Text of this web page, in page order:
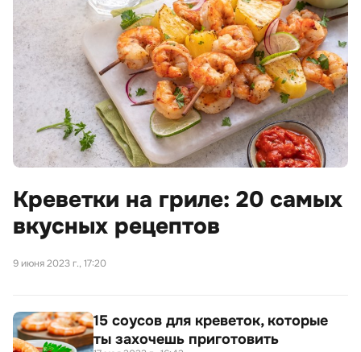
Креветки на гриле: 20 самых
вкусных рецептов
9 июня 2023 г., 17:20
15 соусов для креветок, которые
ты захочешь приготовить